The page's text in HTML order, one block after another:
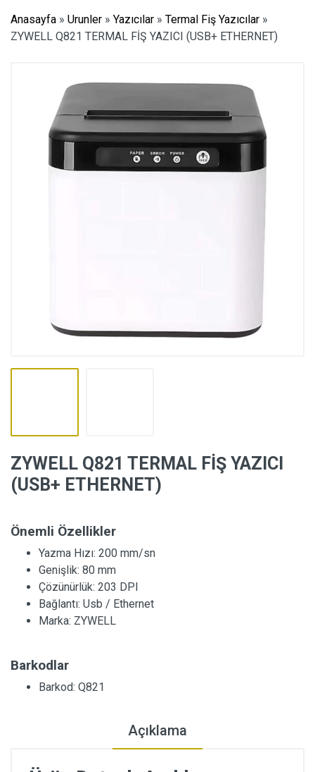
Anasayfa » Urunler » Yazıcılar » Termal Fiş Yazıcılar »
ZYWELL Q821 TERMAL FİŞ YAZICI (USB+ ETHERNET)
ZYWELL Q821 TERMAL FİŞ YAZICI
(USB+ ETHERNET)
Önemli Özellikler
Yazma Hızı: 200 mm/sn
Genişlik: 80 mm
Çözünürlük: 203 DPI
Bağlantı: Usb / Ethernet
Marka: ZYWELL
Barkodlar
Barkod: Q821
Açıklama